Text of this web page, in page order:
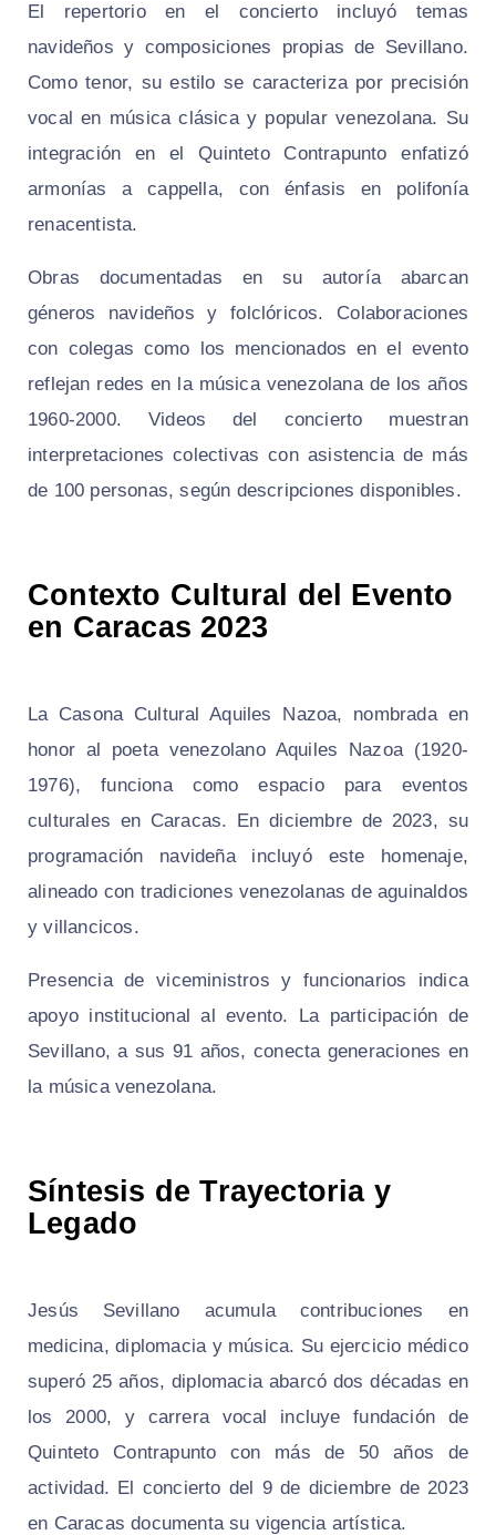
El repertorio en el concierto incluyó temas
navideños y composiciones propias de Sevillano.
Como tenor, su estilo se caracteriza por precisión
vocal en música clásica y popular venezolana. Su
integración en el Quinteto Contrapunto enfatizó
armonías a cappella, con énfasis en polifonía
renacentista.
Obras documentadas en su autoría abarcan
géneros navideños y folclóricos. Colaboraciones
con colegas como los mencionados en el evento
reflejan redes en la música venezolana de los años
1960-2000. Videos del concierto muestran
interpretaciones colectivas con asistencia de más
de 100 personas, según descripciones disponibles.
Contexto Cultural del Evento
en Caracas 2023
La Casona Cultural Aquiles Nazoa, nombrada en
honor al poeta venezolano Aquiles Nazoa (1920-
1976), funciona como espacio para eventos
culturales en Caracas. En diciembre de 2023, su
programación navideña incluyó este homenaje,
alineado con tradiciones venezolanas de aguinaldos
y villancicos.
Presencia de viceministros y funcionarios indica
apoyo institucional al evento. La participación de
Sevillano, a sus 91 años, conecta generaciones en
la música venezolana.
Síntesis de Trayectoria y
Legado
Jesús Sevillano acumula contribuciones en
medicina, diplomacia y música. Su ejercicio médico
superó 25 años, diplomacia abarcó dos décadas en
los 2000, y carrera vocal incluye fundación de
Quinteto Contrapunto con más de 50 años de
actividad. El concierto del 9 de diciembre de 2023
en Caracas documenta su vigencia artística.